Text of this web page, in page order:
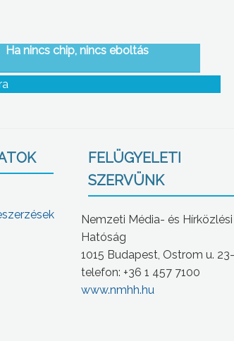
Ha nincs chip, nincs eboltás
FELÜGYELETI
SZERVÜNK
Nemzeti Média- és Hírközlési
Hatóság
1015 Budapest, Ostrom u.
telefon: +36 1 457 7100
www.nmhh.hu